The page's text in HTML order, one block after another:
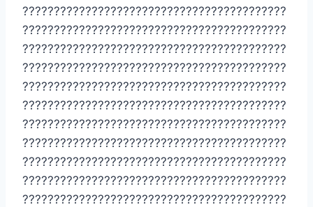
??????????????????????????????????????????
??????????????????????????????????????????
??????????????????????????????????????????
??????????????????????????????????????????
??????????????????????????????????????????
??????????????????????????????????????????
??????????????????????????????????????????
??????????????????????????????????????????
??????????????????????????????????????????
??????????????????????????????????????????
??????????????????????????????????????????